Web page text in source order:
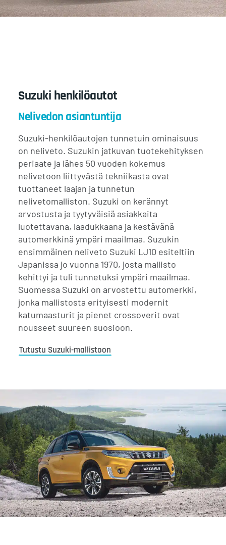
Suzuki henkilöautot
Nelivedon asiantuntija
Suzuki-henkilöautojen tunnetuin ominaisuus
on neliveto. Suzukin jatkuvan tuotekehityksen
periaate ja lähes 50 vuoden kokemus
nelivetoon liittyvästä tekniikasta ovat
tuottaneet laajan ja tunnetun
nelivetomalliston. Suzuki on kerännyt
arvostusta ja tyytyväisiä asiakkaita
luotettavana, laadukkaana ja kestävänä
automerkkinä ympäri maailmaa. Suzukin
ensimmäinen neliveto Suzuki LJ10 esiteltiin
Japanissa jo vuonna 1970, josta mallisto
kehittyi ja tuli tunnetuksi ympäri maailmaa.
Suomessa Suzuki on arvostettu automerkki,
jonka mallistosta erityisesti modernit
katumaasturit ja pienet crossoverit ovat
nousseet suureen suosioon.
Tutustu Suzuki-mallistoon